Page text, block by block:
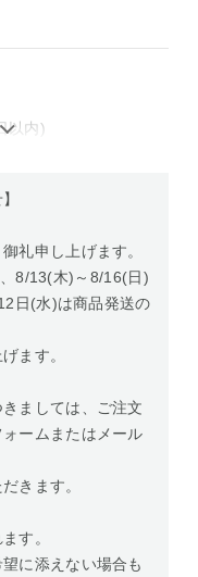
以内)
礼申し上げます。
8/13(木)～8/16(日)
日(水)は商品発送の
ます。
ましては、ご注文
ームまたはメール
きます。
す。
に添えない場合も